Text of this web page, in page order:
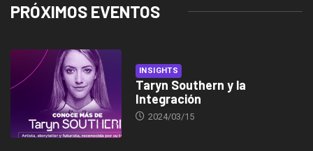
PRÓXIMOS EVENTOS
INSIGHTS
Taryn Southern y la
Integración
2024/03/15